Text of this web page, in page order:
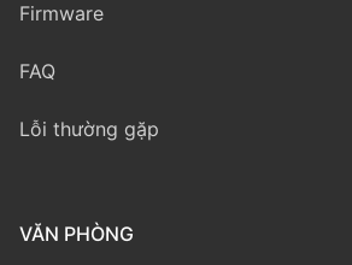
Firmware
FAQ
Lỗi thường gặp
VĂN PHÒNG